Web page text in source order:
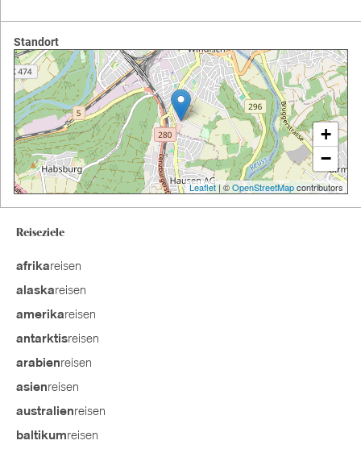
Standort
+
−
Leaflet| ©OpenStreetMapcontributors
Reiseziele
afrikareisen
alaskareisen
amerikareisen
antarktisreisen
arabienreisen
asienreisen
australienreisen
baltikumreisen